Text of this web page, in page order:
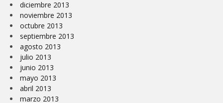
diciembre 2013
noviembre 2013
octubre 2013
septiembre 2013
agosto 2013
julio 2013
junio 2013
mayo 2013
abril 2013
marzo 2013